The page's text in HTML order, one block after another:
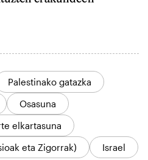
Palestinako gatazka
Osasuna
elkartasuna
eta Zigorrak)
Israel